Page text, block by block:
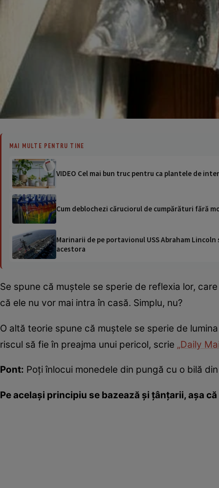
MAI MULTE PENTRU TINE
VIDEO Cel mai bun truc pentru ca plantele de
Cum deblochezi căruciorul de cumpărături fără
Marinarii de pe portavionul USS Abraham
acestora
Se spune că muștele se sperie de reflexia lor,
că ele nu vor mai intra în casă. Simplu, nu?
O altă teorie spune că muștele se sperie de
riscul să fie în preajma unui pericol, scrie „Daily
Pont: Poți înlocui monedele din pungă cu o bilă
Pe același principiu se bazează și țânțarii, așa